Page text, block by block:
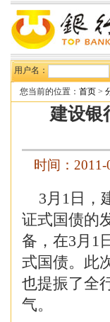
用户名：
您当前的位置： 首页 >
建设银
时间：
3月1日，
证式国债的
备，在3月1
式国债。此
也提振了全